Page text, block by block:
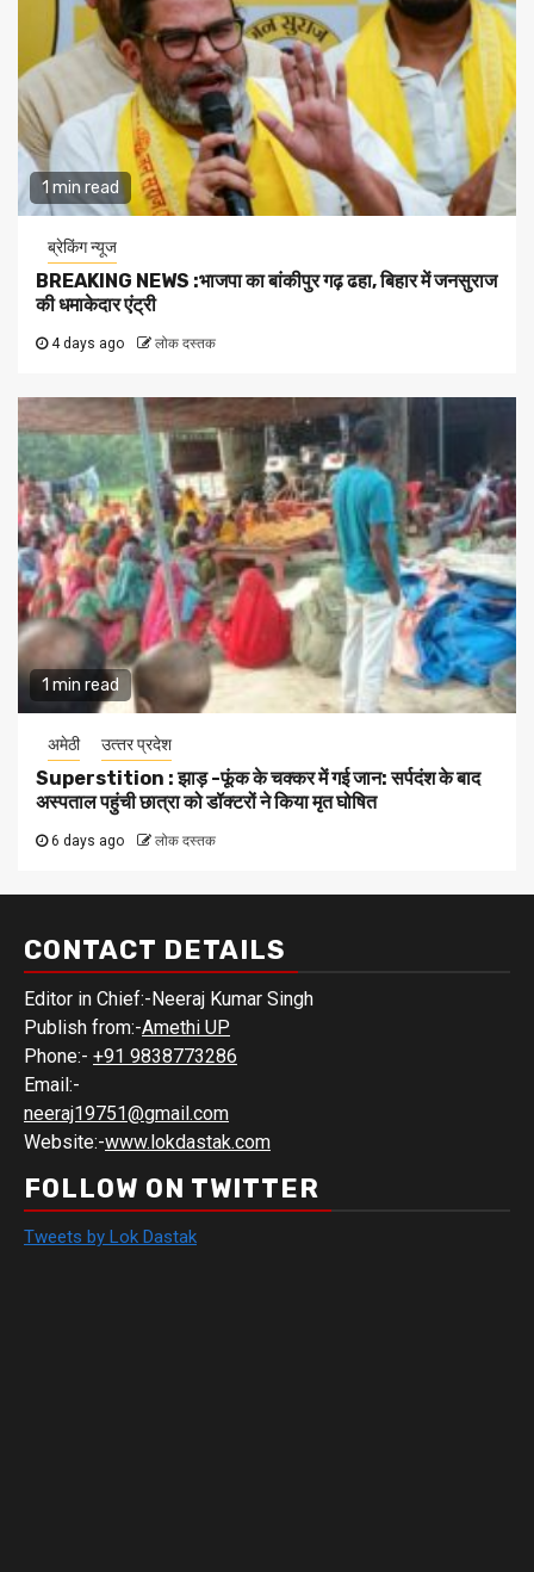
1 min read
ब्रेकिंग न्यूज
BREAKING NEWS :भाजपा का बांकीपुर गढ़ ढहा, बिहार में जनसुराज
की धमाकेदार एंट्री
4 days ago लोक दस्तक
1 min read
अमेठी उत्‍तर प्रदेश
Superstition : झाड़ -फूंक के चक्कर में गई जान: सर्पदंश के बाद
अस्पताल पहुंची छात्रा को डॉक्टरों ने किया मृत घोषित
6 days ago लोक दस्तक
CONTACT DETAILS
Editor in Chief:-Neeraj Kumar Singh
Publish from:-Amethi UP
Phone:- +91 9838773286
Email:-
neeraj19751@gmail.com
Website:-www.lokdastak.com
FOLLOW ON TWITTER
Tweets by Lok Dastak